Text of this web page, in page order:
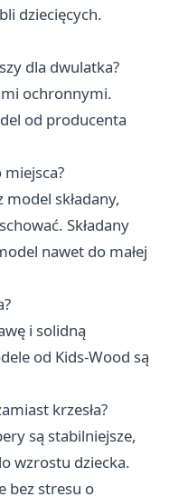
dziecięcych.
dla dwulatka?
ochronnymi.
od producenta
model składany,
Składany
nawet do małej
i solidną
od Kids-Wood są
krzesła?
są stabilniejsze,
wzrostu dziecka.
bez stresu o